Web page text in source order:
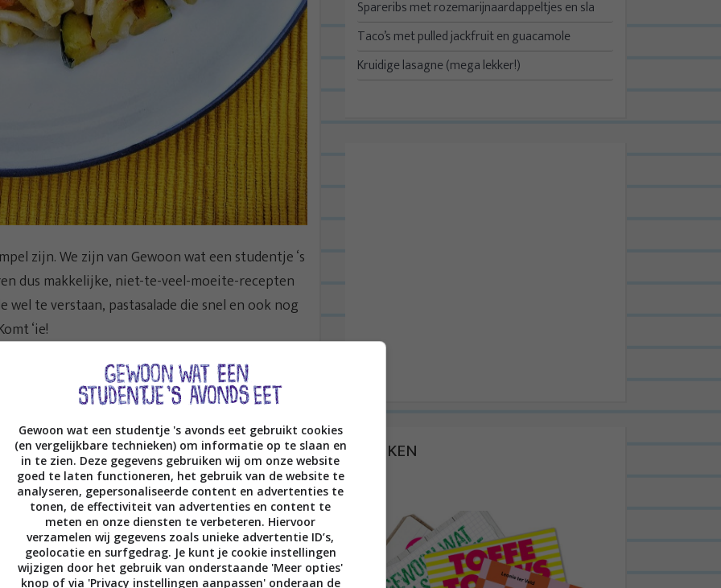
zijn. We zijn van Gewoon wat een studentje ‘s
dus makkelijke, niet-te-veel-moeite-recepten
te verstaan, pastasalade die snel en ook nog
‘ie!
1/3e bol mozzarella – 1 tomaat – 3 volle
* – 1/3e courgette – paar blaadjes verse
paste perfect. Knoflook olijven of olijven met
in dit recept.
ondertussen vast je tomaat in blokjes en je
niet te dik. Ik gok dat ik ze ongeveer twee
een grill pan of onder een grill-ijzer gaar in
Spareribs met rozemarijnaardappeltjes en sla
Taco’s met pulled jackfruit en guacamole
Kruidige lasagne (mega lekker!)
BOEKEN
Gewoon wat een studentje 's avonds eet gebruikt cookies
(en vergelijkbare technieken) om informatie op te slaan en
in te zien. Deze gegevens gebruiken wij om onze website
goed te laten functioneren, het gebruik van de website te
analyseren, gepersonaliseerde content en advertenties te
tonen, de effectiviteit van advertenties en content te
meten en onze diensten te verbeteren. Hiervoor
verzamelen wij gegevens zoals unieke advertentie ID’s,
geolocatie en surfgedrag. Je kunt je cookie instellingen
wijzigen door het gebruik van onderstaande 'Meer opties'
knop of via 'Privacy instellingen aanpassen' onderaan de